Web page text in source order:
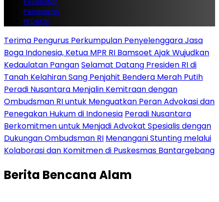
Pendidikan
REDAKSI
Terima Pengurus Perkumpulan Penyelenggara Jasa
Boga Indonesia, Ketua MPR RI Bamsoet Ajak Wujudkan
Kedaulatan PanganSelamat Datang Presiden RI di
Tanah Kelahiran Sang Penjahit Bendera Merah Putih
Peradi Nusantara Menjalin Kemitraan dengan
Ombudsman RI untuk Menguatkan Peran Advokasi dan
Penegakan Hukum di Indonesia Peradi Nusantara
Berkomitmen untuk Menjadi Advokat Spesialis dengan
Dukungan Ombudsman RI Menangani Stunting melalui
Kolaborasi dan Komitmen di Puskesmas Bantargebang
Berita Bencana Alam